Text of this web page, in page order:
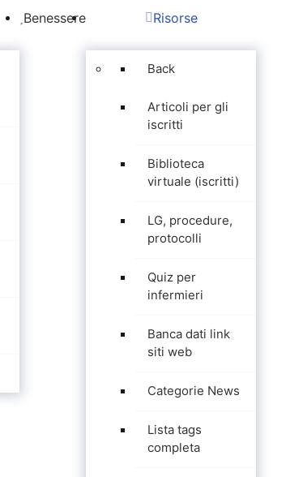
Benessere Risorse
Back
Articoli per gli
iscritti
Biblioteca
virtuale (iscritti)
LG, procedure,
protocolli
Quiz per
infermieri
Banca dati link
siti web
Categorie News
Lista tags
completa